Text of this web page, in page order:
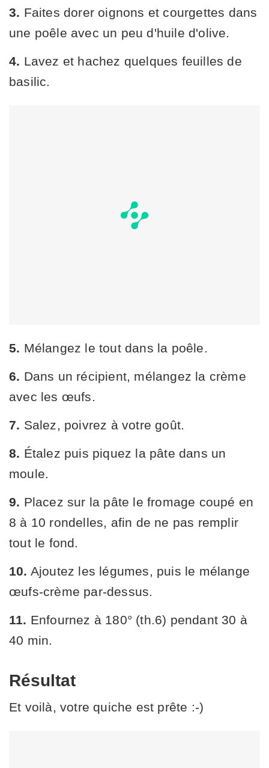
3. Faites dorer oignons et courgettes dans
une poêle avec un peu d'huile d'olive.
4. Lavez et hachez quelques feuilles de
basilic.
5. Mélangez le tout dans la poêle.
6. Dans un récipient, mélangez la crème
avec les œufs.
7. Salez, poivrez à votre goût.
8. Étalez puis piquez la pâte dans un
moule.
9. Placez sur la pâte le fromage coupé en
8 à 10 rondelles, afin de ne pas remplir
tout le fond.
10. Ajoutez les légumes, puis le mélange
œufs-crème par-dessus.
11. Enfournez à 180° (th.6) pendant 30 à
40 min.
Résultat
Et voilà, votre quiche est prête :-)